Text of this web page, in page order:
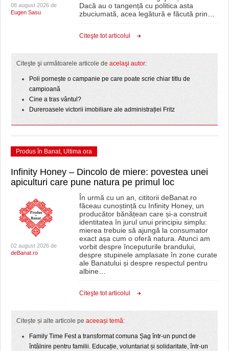
08 august 2026 de
Eugen Sasu
Dacă au o tangență cu politica asta
zbuciumată, acea legătură e făcută prin…
Citeşte tot articolul
Citeşte şi următoarele articole de acelaşi autor:
Poli pornește o campanie pe care poate scrie chiar titlu de
campioană
Cine a tras vântul?
Dureroasele victorii imobiliare ale administrației Fritz
Produs în Banat, Ultima ora
Infinity Honey – Dincolo de miere: povestea unei
apiculturi care pune natura pe primul loc
02 august 2026 de
deBanat.ro
În urmă cu un an, cititorii deBanat.ro
făceau cunoștință cu Infinity Honey, un
producător bănățean care și-a construit
identitatea în jurul unui principiu simplu:
mierea trebuie să ajungă la consumator
exact așa cum o oferă natura. Atunci am
vorbit despre începuturile brandului,
despre stupinele amplasate în zone curate
ale Banatului și despre respectul pentru
albine…
Citeşte tot articolul
Citește și alte articole pe aceeași temă:
Family Time Fest a transformat comuna Șag într-un punct de
întâlnire pentru familii. Educație, voluntariat și solidaritate, într-un